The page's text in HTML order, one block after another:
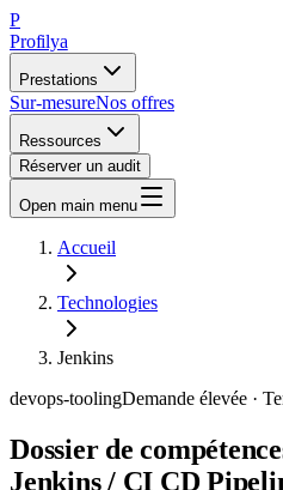
P
Profilya
Prestations
Sur-mesureNos offres
Ressources
Réserver un audit
Open main menu
Accueil
Technologies
Jenkins
devops-toolingDemande élevée ·
Dossier de
Jenkins / CI CD